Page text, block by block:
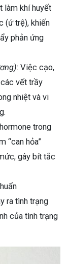
làm khí huyết
(ứ trệ), khiến
phản ứng
: Việc cạo,
vết trầy
nhiệt và vi
trong
“can hỏa”
gây bít tắc
ra tình trạng
của tình trạng